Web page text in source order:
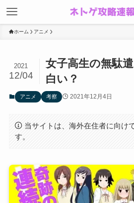
ホーム アニメ
女子高生の無駄
白い？
2021
12/04
アニメ 考察 2021年12月4日
当サイトは、海外在住者に向け
す。